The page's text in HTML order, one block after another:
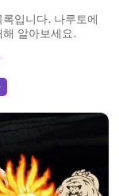
입니다. 나루토에
알아보세요.